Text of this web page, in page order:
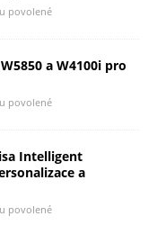
povolené
a W4100i pro
povolené
Intelligent
a
povolené